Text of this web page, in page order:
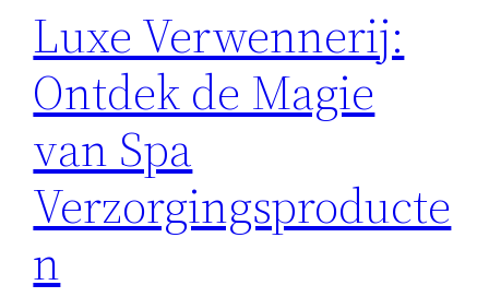
Luxe Verwennerij:
Ontdek de Magie
van Spa
Verzorgingsproducte
n